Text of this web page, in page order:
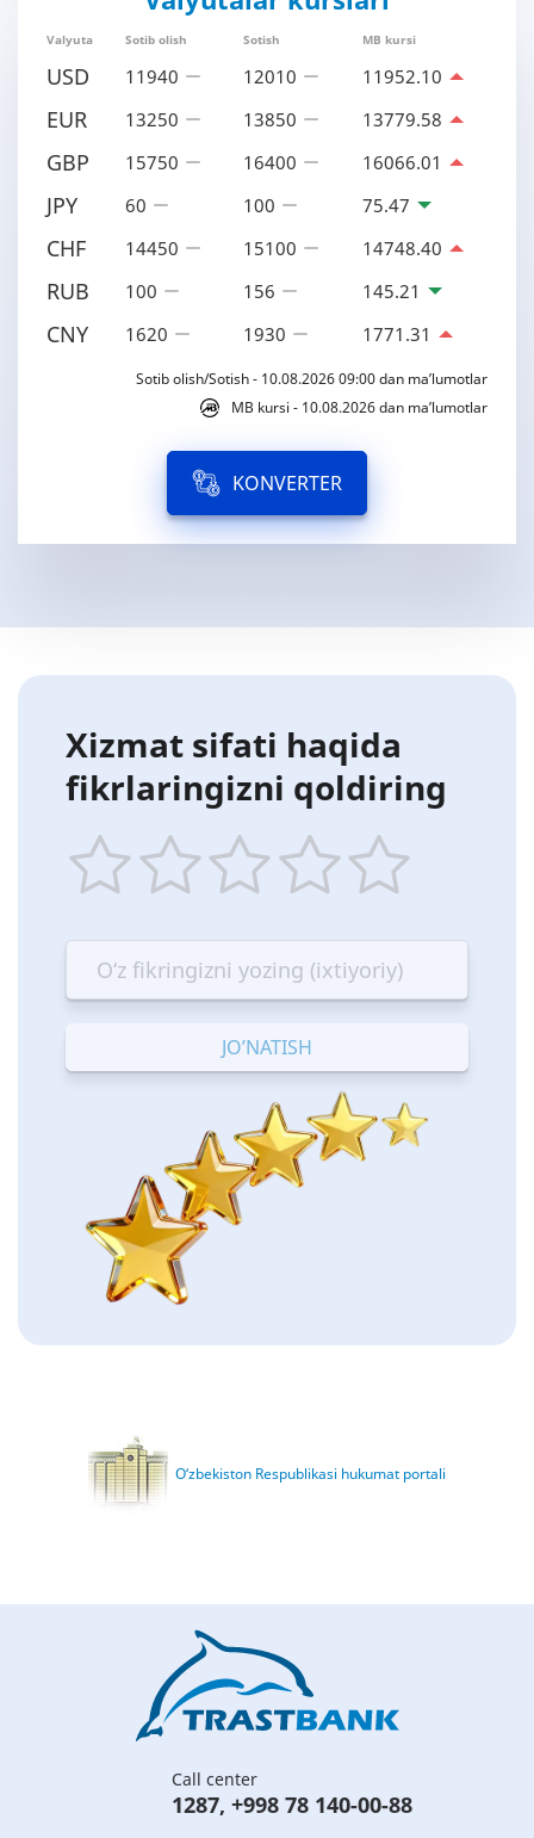
Valyuta Sotib olish Sotish MB kursi
USD 11940 12010 11952.10
EUR 13250 13850 13779.58
GBP 15750 16400 16066.01
JPY 60 100 75.47
CHF 14450 15100 14748.40
RUB 100 156 145.21
CNY 1620 1930 1771.31
Sotib olish/Sotish - 10.08.2026 09:00 dan ma’lumotlar
MB kursi - 10.08.2026 dan ma’lumotlar
KONVERTER
Xizmat sifati haqida
fikrlaringizni qoldiring
star
Terrible
stars
—
Bad
stars
—
OK
stars
—
Good
stars
—
Excellent
O‘zbekiston Respublikasi hukumat portali
Call center
1287, +998 78 140-00-88